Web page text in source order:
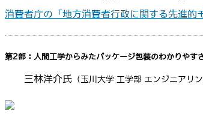
消費者庁の「地方消費者行政に関する先進的
第2部：人間工学からみたパッケージ包装のわかりやす
三林洋介氏 （玉川大学 工学部 エンジニアリ